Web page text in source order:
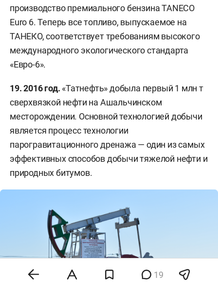
производство премиального бензина TANECO
Euro 6. Теперь все топливо, выпускаемое на
ТАНЕКО, соответствует требованиям высокого
международного экологического стандарта
«Евро-6».
19. 2016 год. «Татнефть» добыла первый 1 млн т
сверхвязкой нефти на Ашальчинском
месторождении. Основной технологией добычи
является процесс технологии
парогравитационного дренажа — один из самых
эффективных способов добычи тяжелой нефти и
природных битумов.
19